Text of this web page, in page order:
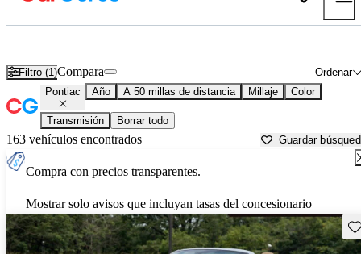
Filtro (1) Ordenar
Compara
Pontiac Año A 50 millas de distancia Millaje Color
Transmisión Borrar todo
163 vehículos encontrados Guardar
Compra con precios transparentes.
Mostrar solo avisos que incluyan tasas del concesionario